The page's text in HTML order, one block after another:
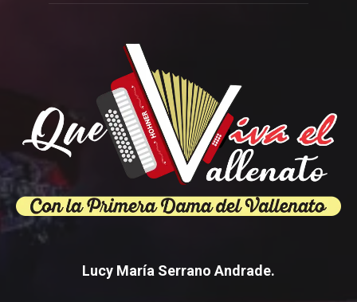
Lucy María Serrano Andrade.